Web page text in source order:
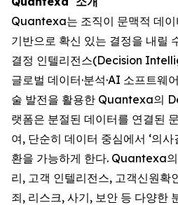
Quantexa는 조직이 문맥적 데
기반으로 확신 있는 결정을 내릴
결정 인텔리전스(Decision
글로벌 데이터·분석·AI 소프트웨
술 발전을 활용한 Quantexa의
랫폼은 분절된 데이터를 연결된
여, 단순히 데이터 중심에서 ‘의
환을 가능하게 한다. Quantexa
리, 고객 인텔리전스, 고객신원확
죄, 리스크, 사기, 보안 등 다양한